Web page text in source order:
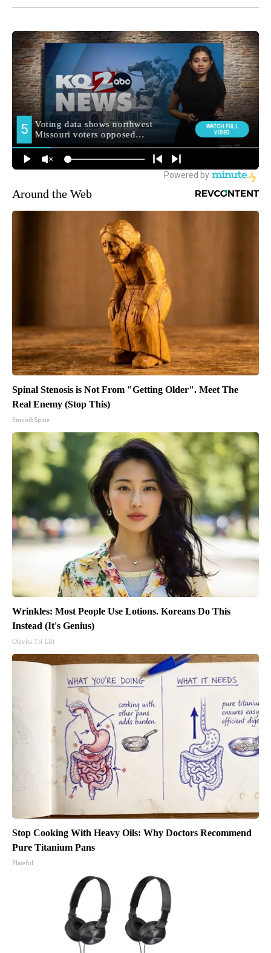
Around the Web
Spinal Stenosis is Not From "Getting Older". Meet The
Real Enemy (Stop This)
SmoothSpine
Wrinkles: Most People Use Lotions. Koreans Do This
Instead (It's Genius)
Olavita Tri Lift
Stop Cooking With Heavy Oils: Why Doctors Recommend
Pure Titanium Pans
Plateful